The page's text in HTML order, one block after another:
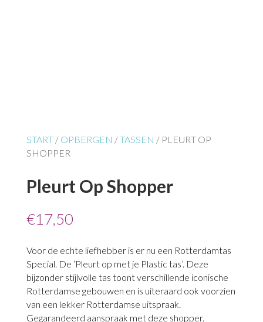
START/ OPBERGEN /TASSEN / PLEURT OP
SHOPPER
Pleurt Op Shopper
€17,50
Voor de echte liefhebber is er nu een Rotterdamtas
Special. De ‘Pleurt op met je Plastic tas’. Deze
bijzonder stijlvolle tas toont verschillende iconische
Rotterdamse gebouwen en is uiteraard ook voorzien
van een lekker Rotterdamse uitspraak.
Gegarandeerd aanspraak met deze shopper.